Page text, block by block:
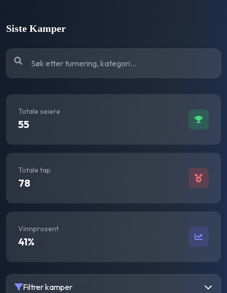
Siste Kamper
Totale seiere
55
Totale tap
78
Vinnprosent
41%
Filtrer kamper